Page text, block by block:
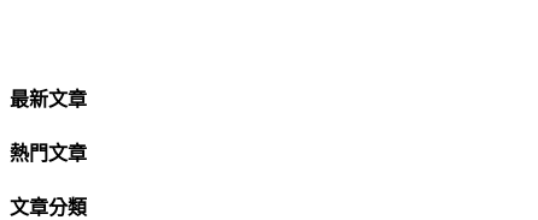
最新文章
熱門文章
文章分類